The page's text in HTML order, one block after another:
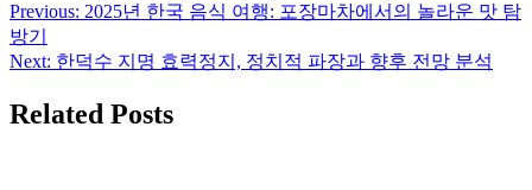
글
탐
Previous: 2025년 한국 음식 여행: 포장마차에서의 놀라운 맛 탐
방기
Next: 한덕수 지명 효력정지, 정치적 파장과 향후 전망 분석
Related Posts